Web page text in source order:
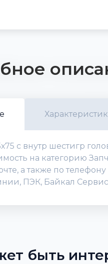
с внутр шестигр
на категорию
а также по
ПЭК, Байкал
быть